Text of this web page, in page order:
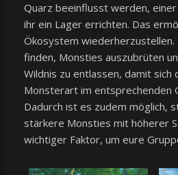
Quarz beeinflusst werden,
ihr ein Lager errichten. Das
Ökosystem wiederherzustellen.
finden, Monsties auszubrüten
Wildnis zu entlassen, damit sich
Monsterart im entsprechenden
Dadurch ist es zudem möglich,
stärkere Monsties mit höherer
wichtiger Faktor, um eure